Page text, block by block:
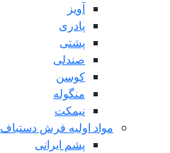
آویز
پادری
پشتی
صندلی
کوسن
منگوله
نیمکت
مواد اولیه فرش دستباف
پشم ایرانی